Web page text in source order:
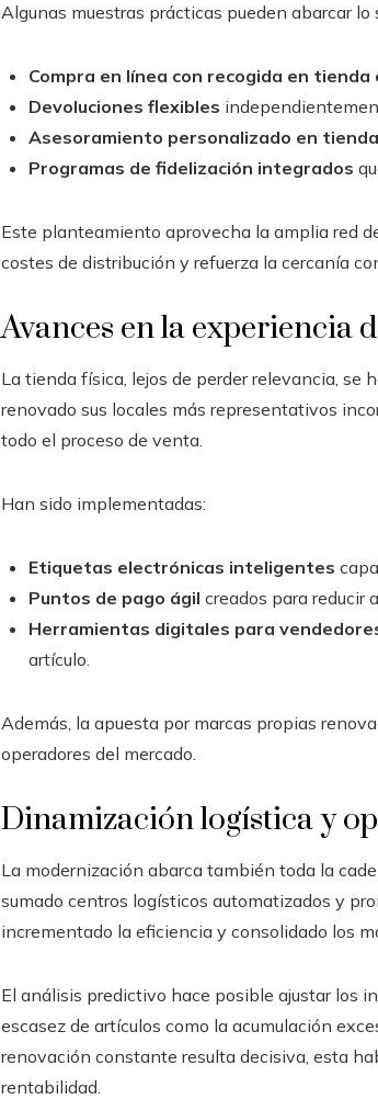
Algunas muestras prácticas pueden abarcar lo
Compra en línea con recogida en tienda
Devoluciones flexibles
Asesoramiento personalizado en tienda
Programas de fidelización integrados
Este planteamiento aprovecha la amplia red
costes de distribución y refuerza la cercanía
Avances en la experiencia
La tienda física, lejos de perder relevancia,
renovado sus locales más representativos
todo el proceso de venta.
Han sido implementadas:
Etiquetas electrónicas inteligentes
Puntos de pago ágil creados para reducir
Herramientas digitales para
artículo.
Además, la apuesta por marcas propias
operadores del mercado.
Dinamización logística y
La modernización abarca también toda la
sumado centros logísticos automatizados y
incrementado la eficiencia y consolidado los
El análisis predictivo hace posible ajustar los
escasez de artículos como la acumulación
renovación constante resulta decisiva, esta
rentabilidad.